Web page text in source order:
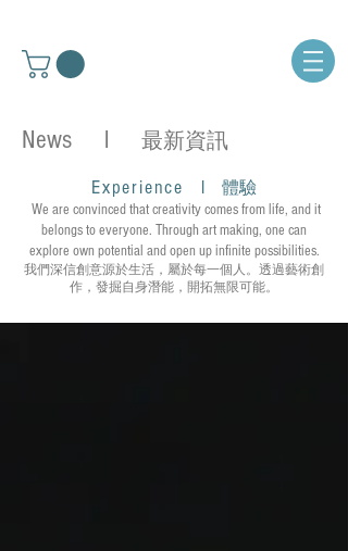
News l 最新資訊
Experience l 體驗
We are convinced that creativity comes from life, and it
belongs to everyone. Through art making, one can
explore own potential and open up infinite possibilities.
我們深信創意源於生活，屬於每一個人。透過藝術創
作，發掘自身潛能，開拓無限可能。